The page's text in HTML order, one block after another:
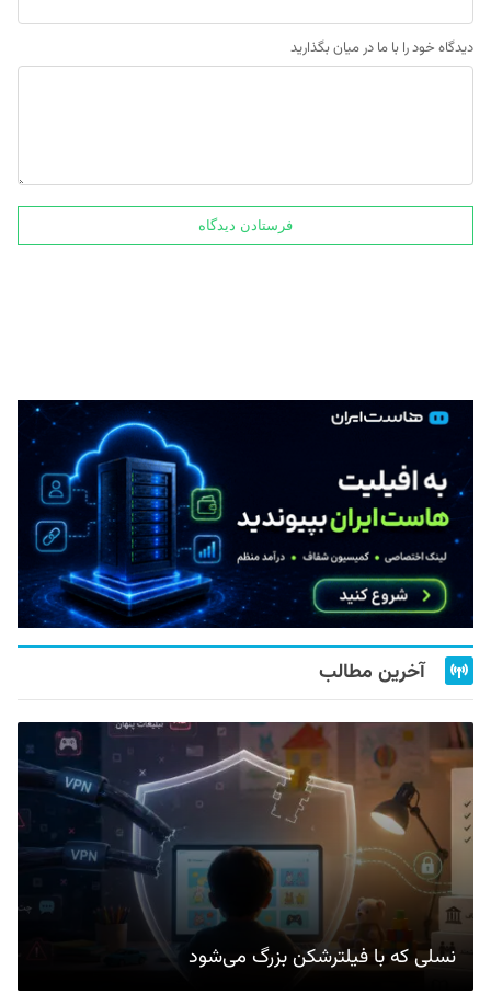
دیدگاه خود را با ما در میان بگذارید
آخرین مطالب
نسلی که با فیلترشکن بزرگ می‌شود